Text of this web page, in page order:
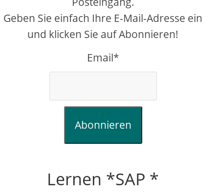
Geben Sie einfach Ihre E-Mail-Adresse ein
und klicken Sie auf Abonnieren!
Email*
Abonnieren
Lernen *SAP *